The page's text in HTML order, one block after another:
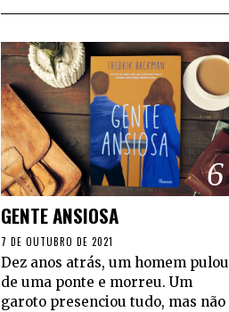
6
GENTE ANSIOSA
7 DE OUTUBRO DE 2021
Dez anos atrás, um homem pulou
de uma ponte e morreu. Um
garoto presenciou tudo, mas não